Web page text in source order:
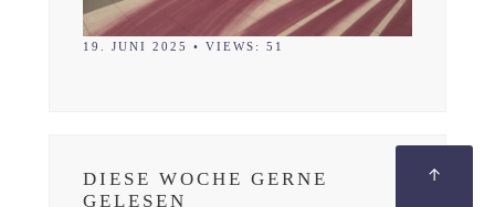
19. JUNI 2025 • VIEWS: 51
DIESE WOCHE GERNE
GELESEN
↑